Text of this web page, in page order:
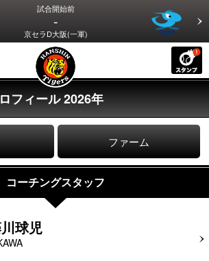
試合開始前
-
京セラD大阪(一軍)
フィール 2026年
ファーム
コーチングスタッフ
球児